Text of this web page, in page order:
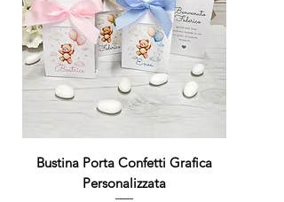
Bustina Porta Confetti Grafica
Personalizzata